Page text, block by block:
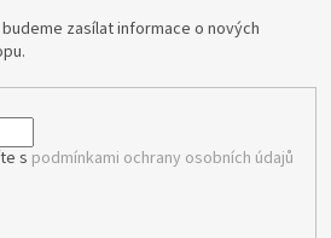
zasílat informace o nových
s podmínkami ochrany osobních údajů